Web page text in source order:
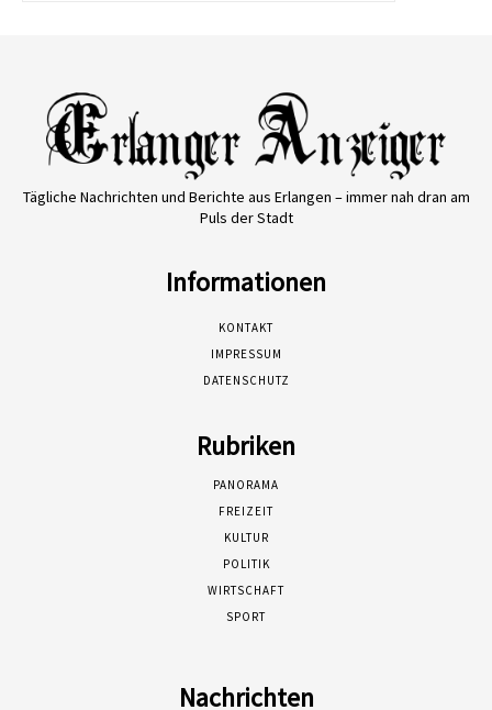
Tägliche Nachrichten und Berichte aus Erlangen – immer nah dran am
Puls der Stadt
Informationen
KONTAKT
IMPRESSUM
DATENSCHUTZ
Rubriken
PANORAMA
FREIZEIT
KULTUR
POLITIK
WIRTSCHAFT
SPORT
Nachrichten